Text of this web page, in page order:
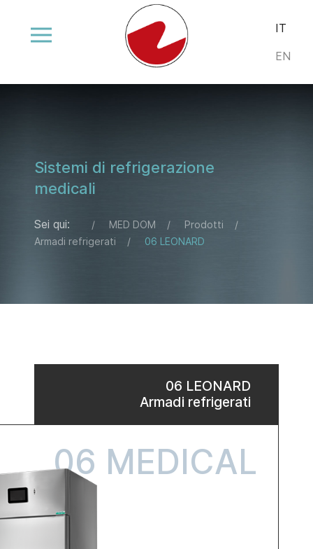
Seleziona
IT
EN
Sistemi di refrigerazione
medicali
Sei qui: MED DOM
Prodotti
Armadi refrigerati
06 LEONARD
06 LEONARD
Armadi refrigerati
06 MEDICAL